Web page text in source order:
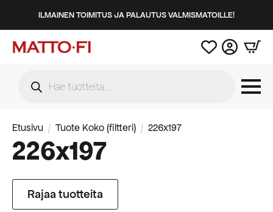
ILMAINEN TOIMITUS JA PALAUTUS VALMISMATOILLE!
search
Etusivu Tuote Koko (filtteri) 226x197
226x197
Rajaa tuotteita